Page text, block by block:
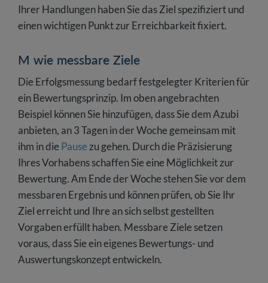
Ihrer Handlungen haben Sie das Ziel spezifiziert und
einen wichtigen Punkt zur Erreichbarkeit fixiert.
M wie messbare Ziele
Die Erfolgsmessung bedarf festgelegter Kriterien für
ein Bewertungsprinzip. Im oben angebrachten
Beispiel können Sie hinzufügen, dass Sie dem Azubi
anbieten, an 3 Tagen in der Woche gemeinsam mit
ihm in die Pause zu gehen. Durch die Präzisierung
Ihres Vorhabens schaffen Sie eine Möglichkeit zur
Bewertung. Am Ende der Woche stehen Sie vor dem
messbaren Ergebnis und können prüfen, ob Sie Ihr
Ziel erreicht und Ihre an sich selbst gestellten
Vorgaben erfüllt haben. Messbare Ziele setzen
voraus, dass Sie ein eigenes Bewertungs- und
Auswertungskonzept entwickeln.